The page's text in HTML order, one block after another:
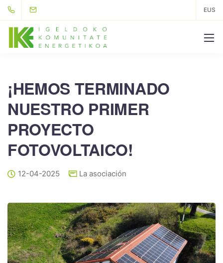
EUS
¡HEMOS TERMINADO
NUESTRO PRIMER
PROYECTO
FOTOVOLTAICO!
12-04-2025 La asociación